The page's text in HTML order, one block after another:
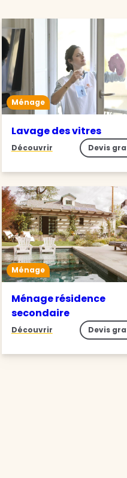
Ménage
Lavage des vitres
Découvrir Devis
Ménage
Ménage résidence
secondaire
Découvrir Devis